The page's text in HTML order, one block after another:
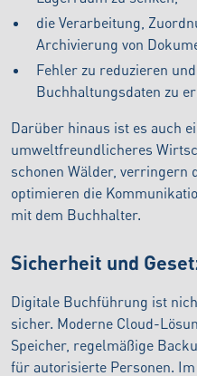
die Verarbeitung,
Archivierung von
Fehler zu reduzieren
Buchhaltungsdaten zu
Darüber hinaus ist es auch
umweltfreundlicheres
schonen Wälder, verringern
optimieren die
mit dem Buchhalter.
Sicherheit und
Digitale Buchführung ist
sicher. Moderne Cloud-
Speicher, regelmäßige
für autorisierte Personen.